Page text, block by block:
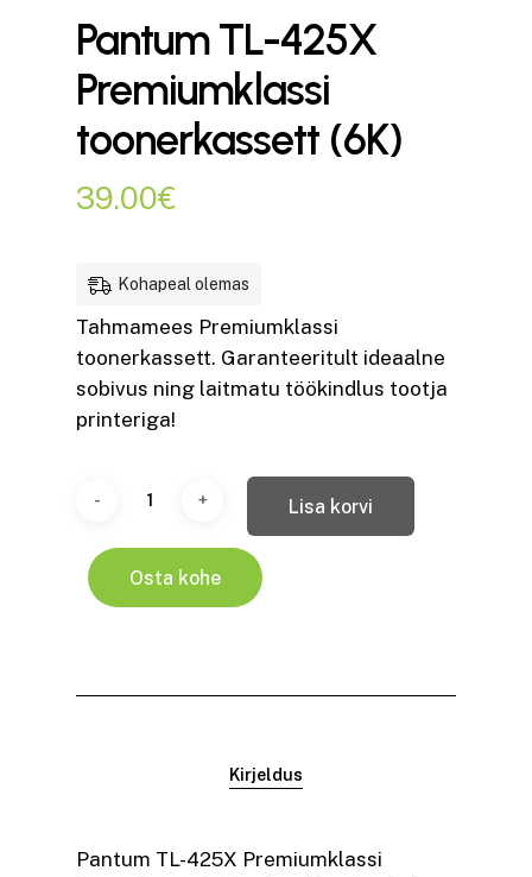
Pantum TL-425X
Premiumklassi
toonerkassett (6K)
39.00€
Kohapeal olemas
Tahmamees Premiumklassi
toonerkassett. Garanteeritult ideaalne
sobivus ning laitmatu töökindlus tootja
printeriga!
Lisa korvi
Osta kohe
Kirjeldus
Pantum TL-425X Premiumklassi